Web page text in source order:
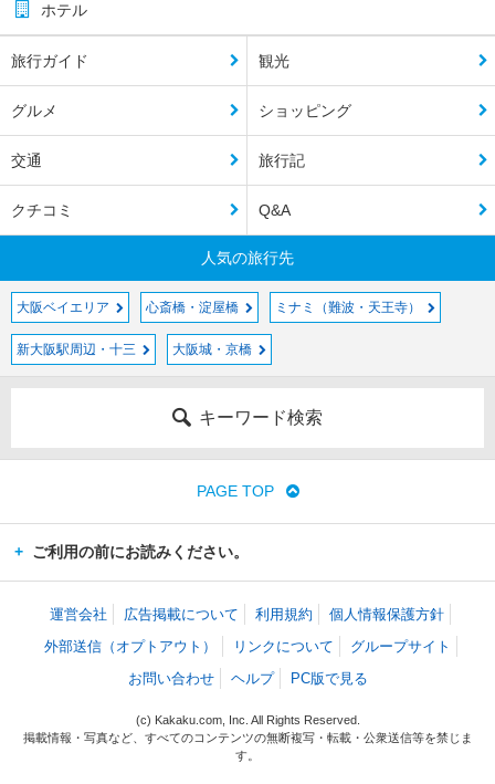
ホテル
旅行ガイド 観光
グルメ ショッピング
交通 旅行記
クチコミ Q&A
人気の旅行先
大阪ベイエリア 心斎橋・淀屋橋 ミナミ（難波・天王寺）
新大阪駅周辺・十三 大阪城・京橋
キーワード検索
PAGE TOP
ご利用の前にお読みください。
運営会社 広告掲載について 利用規約
個人情報保護方針
外部送信（オプトアウト）
リンクについて
グループサイト
お問い合わせ
ヘルプ PC版で見る
(c) Kakaku.com, Inc. All Rights Reserved.
掲載情報・写真など、すべてのコンテンツの無断複写・転載・公衆送信等を禁じま
す。